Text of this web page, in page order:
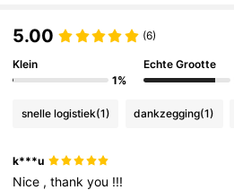
4.81 692K Volgers
4.81
5.00 (6)
Klein
1%
Echte Grootte
snelle logistiek(1) dankzegging(1)
k***u
Nice ,thankyou !!!